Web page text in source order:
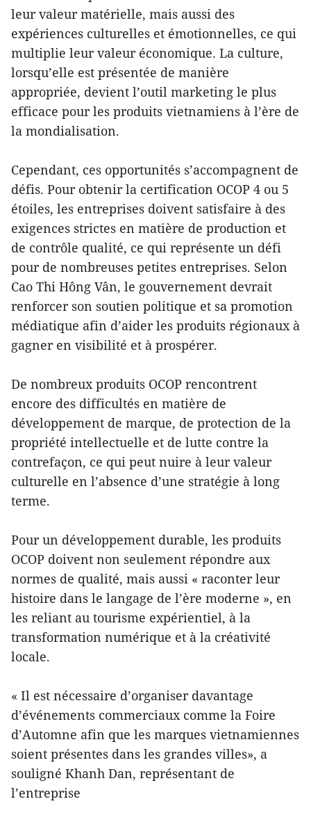
leur valeur matérielle, mais aussi des
expériences culturelles et émotionnelles, ce qui
multiplie leur valeur économique. La culture,
lorsqu’elle est présentée de manière
appropriée, devient l’outil marketing le plus
efficace pour les produits vietnamiens à l’ère de
la mondialisation.
Cependant, ces opportunités s’accompagnent de
défis. Pour obtenir la certification OCOP 4 ou 5
étoiles, les entreprises doivent satisfaire à des
exigences strictes en matière de production et
de contrôle qualité, ce qui représente un défi
pour de nombreuses petites entreprises. Selon
Cao Thi Hông Vân, le gouvernement devrait
renforcer son soutien politique et sa promotion
médiatique afin d’aider les produits régionaux à
gagner en visibilité et à prospérer.
De nombreux produits OCOP rencontrent
encore des difficultés en matière de
développement de marque, de protection de la
propriété intellectuelle et de lutte contre la
contrefaçon, ce qui peut nuire à leur valeur
culturelle en l’absence d’une stratégie à long
terme.
Pour un développement durable, les produits
OCOP doivent non seulement répondre aux
normes de qualité, mais aussi « raconter leur
histoire dans le langage de l’ère moderne », en
les reliant au tourisme expérientiel, à la
transformation numérique et à la créativité
locale.
« Il est nécessaire d’organiser davantage
d’événements commerciaux comme la Foire
d’Automne afin que les marques vietnamiennes
soient présentes dans les grandes villes», a
souligné Khanh Dan, représentant de
l’entreprise